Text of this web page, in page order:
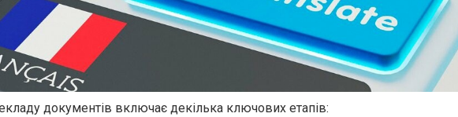
документів включає декілька ключових етапів: